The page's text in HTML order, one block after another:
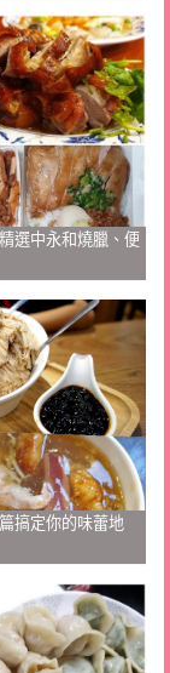
選中永和燒臘、便
搞定你的味蕾地